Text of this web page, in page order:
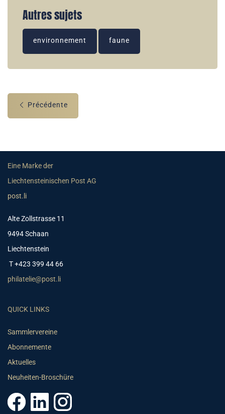
Autres sujets
environnement faune
Précédente
Eine Marke der
Liechtensteinischen Post AG
post.li
Alte Zollstrasse 11
9494 Schaan
Liechtenstein
T +423 399 44 66
philatelie@post.li
QUICK LINKS
Sammlervereine
Abonnemente
Aktuelles
Neuheiten-Broschüre